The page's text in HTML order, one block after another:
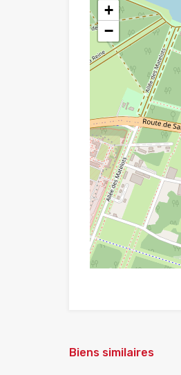
+
−
Biens similaires